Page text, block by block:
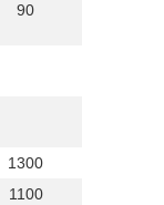
90
1300
1100